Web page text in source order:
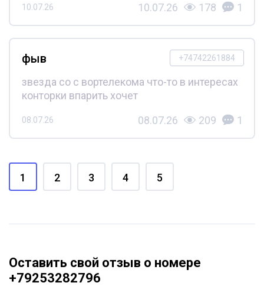
10.07.26 10.07.26 178 1
+74742261884
фыв
звезда со с вортелекома что-то в интересах
конторки впарить хочет
08.07.26 08.07.26 209 1
1 2 3 4 5
Оставить свой отзыв о номере
+79253282796